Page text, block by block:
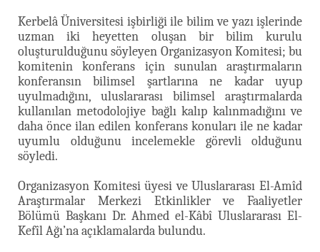
Kerbelâ Üniversitesi işbirliği ile bilim ve yazı işlerinde
uzman iki heyetten oluşan bir bilim kurulu
oluşturulduğunu söyleyen Organizasyon Komitesi; bu
komitenin konferans için sunulan araştırmaların
konferansın bilimsel şartlarına ne kadar uyup
uyulmadığını, uluslararası bilimsel araştırmalarda
kullanılan metodolojiye bağlı kalıp kalınmadığını ve
daha önce ilan edilen konferans konuları ile ne kadar
uyumlu olduğunu incelemekle görevli olduğunu
söyledi.
Organizasyon Komitesi üyesi ve Uluslararası El-Amîd
Araştırmalar Merkezi Etkinlikler ve Faaliyetler
Bölümü Başkanı Dr. Ahmed el-Kâbî Uluslararası El-
Kefîl Ağı’na açıklamalarda bulundu.